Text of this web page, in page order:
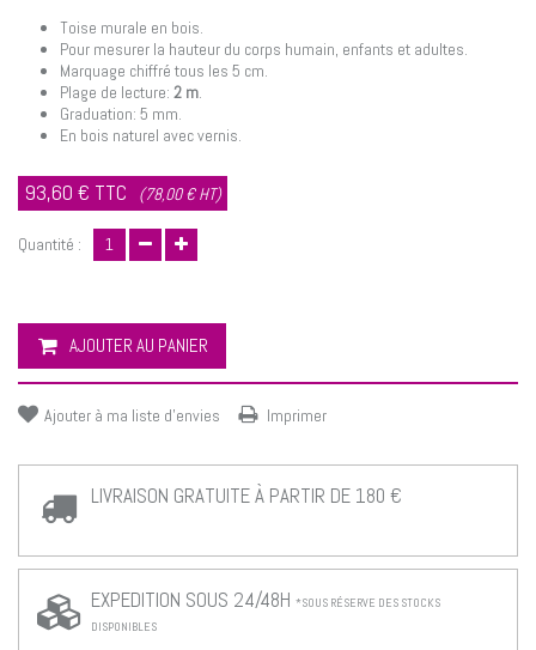
Toise murale en bois.
Pour mesurer la hauteur du corps humain, enfants et adultes.
Marquage chiffré tous les 5 cm.
Plage de lecture: 2 m.
Graduation: 5 mm.
En bois naturel avec vernis.
93,60 € TTC (78,00 € HT)
Quantité :
AJOUTER AU PANIER
Ajouter à ma liste d'envies Imprimer
LIVRAISON GRATUITE À PARTIR DE 180 €
EXPEDITION SOUS 24/48H *SOUS RÉSERVE DES STOCKS
DISPONIBLES